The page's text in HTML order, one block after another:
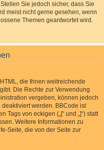
Sie jedoch sicher, dass Sie
meist nicht gerne gesehen, wenn
Themen geantwortet wird.
die Ihnen weitreichende
Die Rechte zur Verwendung
vergeben, können jedoch
werden. BBCode ist
von eckigen („[“ und „]“) statt
Weitere Informationen zu
Seite, die von der Seite zur